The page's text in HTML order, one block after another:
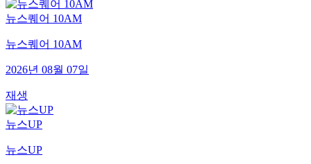
뉴스퀘어 10AM
뉴스퀘어 10AM
2026년 08월 07일
재생
뉴스UP
뉴스UP